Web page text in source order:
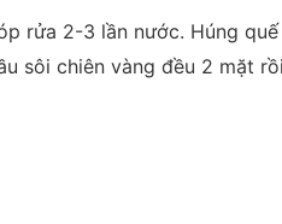
rửa 2-3 lần nước. Húng
sôi chiên vàng đều 2 mặt